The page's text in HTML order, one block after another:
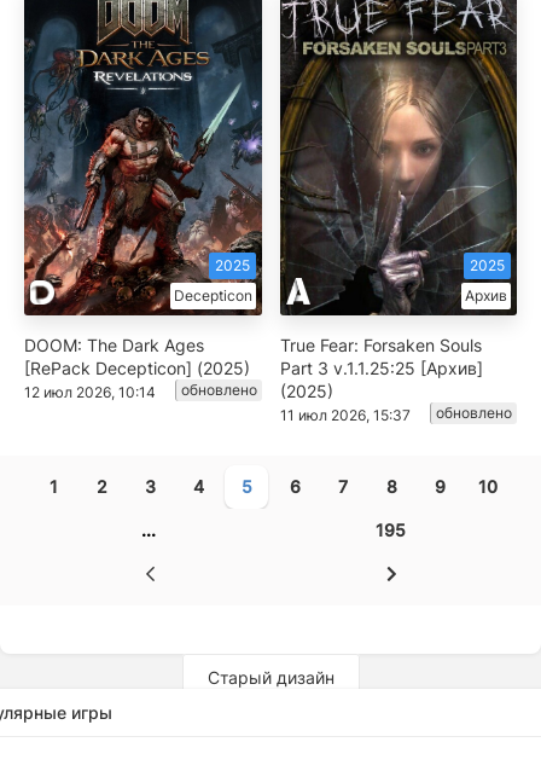
Decepticon
2025
DOOM: The Dark Ages
[RePack Decepticon] (2025)
12 июл 2026, 10:14 обновлено
Архив
2025
True Fear: Forsaken Souls
Part 3 v.1.1.25:25 [Архив]
(2025)
11 июл 2026, 15:37 обновлено
1 2 3 4 5 6 7 8 9 10
... 195
Старый дизайн
игры